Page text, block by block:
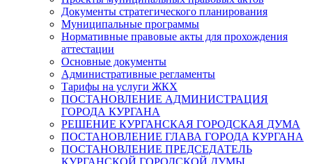
Документы стратегического планирования
Муниципальные программы
Нормативные правовые акты для прохождения
аттестации
Основные документы
Административные регламенты
Тарифы на услуги ЖКХ
ПОСТАНОВЛЕНИЕ АДМИНИСТРАЦИЯ
ГОРОДА КУРГАНА
РЕШЕНИЕ КУРГАНСКАЯ ГОРОДСКАЯ ДУМА
ПОСТАНОВЛЕНИЕ ГЛАВА ГОРОДА КУРГАНА
ПОСТАНОВЛЕНИЕ ПРЕДСЕДАТЕЛЬ
КУРГАНСКОЙ ГОРОДСКОЙ ДУМЫ